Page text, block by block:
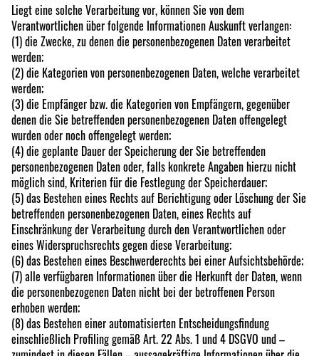
Liegt eine solche Verarbeitung vor, können Sie von dem
Verantwortlichen über folgende Informationen Auskunft verlangen:
(1) die Zwecke, zu denen die personenbezogenen Daten verarbeitet
werden;
(2) die Kategorien von personenbezogenen Daten, welche verarbeitet
werden;
(3) die Empfänger bzw. die Kategorien von Empfängern, gegenüber
denen die Sie betreffenden personenbezogenen Daten offengelegt
wurden oder noch offengelegt werden;
(4) die geplante Dauer der Speicherung der Sie betreffenden
personenbezogenen Daten oder, falls konkrete Angaben hierzu nicht
möglich sind, Kriterien für die Festlegung der Speicherdauer;
(5) das Bestehen eines Rechts auf Berichtigung oder Löschung der Sie
betreffenden personenbezogenen Daten, eines Rechts auf
Einschränkung der Verarbeitung durch den Verantwortlichen oder
eines Widerspruchsrechts gegen diese Verarbeitung;
(6) das Bestehen eines Beschwerderechts bei einer Aufsichtsbehörde;
(7) alle verfügbaren Informationen über die Herkunft der Daten, wenn
die personenbezogenen Daten nicht bei der betroffenen Person
erhoben werden;
(8) das Bestehen einer automatisierten Entscheidungsfindung
einschließlich Profiling gemäß Art. 22 Abs. 1 und 4 DSGVO und –